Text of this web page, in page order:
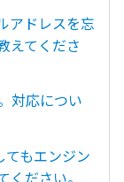
アドレスを忘
えてくださ
対応につい
てもエンジン